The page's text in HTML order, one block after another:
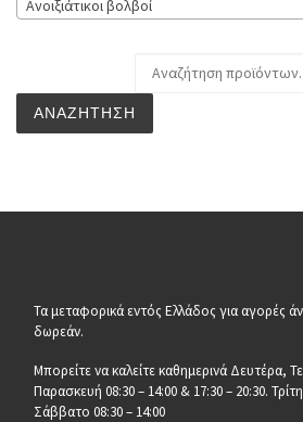
Ανοιξιάτικοι βολβοί
ΑΝΑΖΉΤΗΣΗ
Τα μεταφορικά εντός Ελλάδος για αγορές
δωρεάν.
Μπορείτε να καλείτε καθημερινά Δευτέρα,
Παρασκευή 08:30 – 14:00 & 17:30 – 20:30.
Σάββατο 08:30 – 14:00